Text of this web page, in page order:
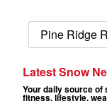
Pine Ridge